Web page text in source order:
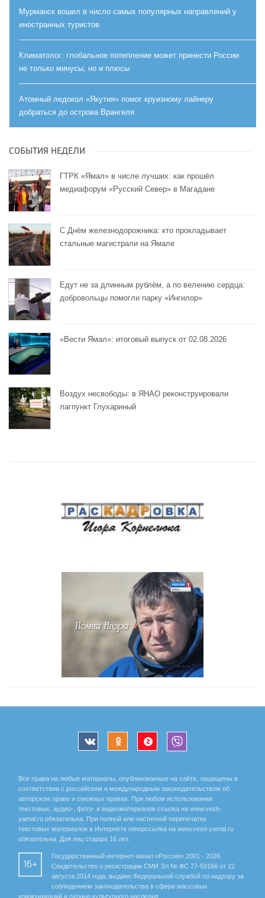
Мурманск вошел в число самых популярных направлений у
иностранных туристов
Климатолог: глобальное потепление может принести России
не только минусы, но и плюсы
Атомный ледокол «Якутия» помог круизному лайнеру
добраться до острова Врангеля
СОБЫТИЯ НЕДЕЛИ
ГТРК «Ямал» в числе лучших: как прошёл
медиафорум «Русский Север» в Магадане
С Днём железнодорожника: кто прокладывает
стальные магистрали на Ямале
Едут не за длинным рублём, а по велению сердца:
добровольцы помогли парку «Ингилор»
«Вести Ямал»: итоговый выпуск от 02.08.2026
Воздух несвободы: в ЯНАО реконструировали
лагпункт Глухариный
Все права на любые материалы, опубликованные на сайте, защищены в
соответствии с российским и международным законодательством об
авторском праве и смежных правах. При любом использовании
текстовых, аудио-, фото- и видеоматериалов ссылка на www.vesti-
yamal.ru обязательна. При полной или частичной перепечатке
текстовых материалов в Интернете гиперссылка на www.vesti-yamal.ru
обязательна. Для лиц старше 16 лет.
16+
Государственный интернет-канал «Россия» 2001 - 2026.
Свидетельство о регистрации СМИ Эл № ФС 77-59166 от 22
августа 2014 года, выдано Федеральной службой по надзору за
соблюдением законодательства в сфере массовых
коммуникаций и охране культурного наследия.